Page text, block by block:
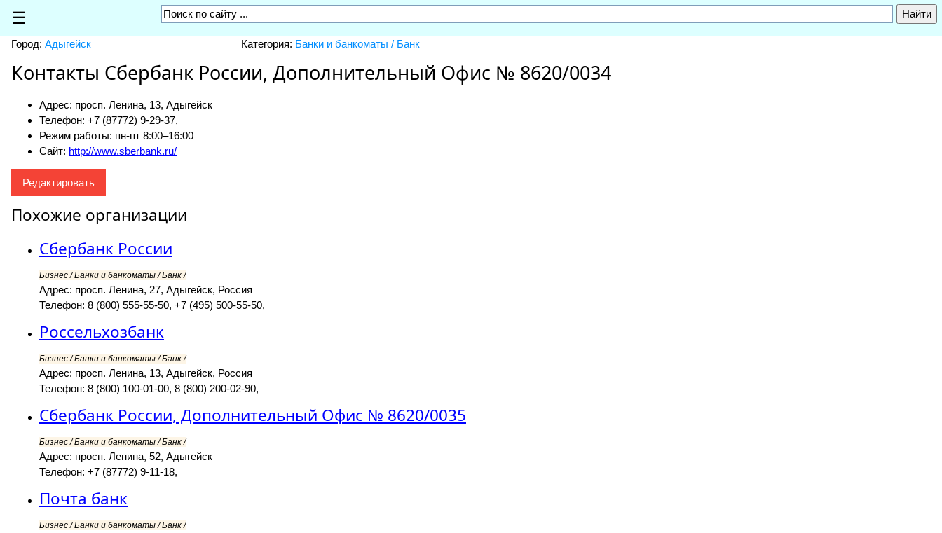
☰
Город: Адыгейск Категория: Банки и банкоматы / Банк
Контакты Сбербанк России, Дополнительный Офис № 8620/0034
Адрес: просп. Ленина, 13, Адыгейск
Телефон: +7 (87772) 9-29-37,
Режим работы: пн-пт 8:00–16:00
Сайт: http://www.sberbank.ru/
Редактировать
Похожие организации
Сбербанк России
Бизнес / Банки и банкоматы / Банк /
Адрес: просп. Ленина, 27, Адыгейск, Россия
Телефон: 8 (800) 555-55-50, +7 (495) 500-55-50,
Россельхозбанк
Бизнес / Банки и банкоматы / Банк /
Адрес: просп. Ленина, 13, Адыгейск, Россия
Телефон: 8 (800) 100-01-00, 8 (800) 200-02-90,
Сбербанк России, Дополнительный Офис № 8620/0035
Бизнес / Банки и банкоматы / Банк /
Адрес: просп. Ленина, 52, Адыгейск
Телефон: +7 (87772) 9-11-18,
Почта банк
Бизнес / Банки и банкоматы / Банк /